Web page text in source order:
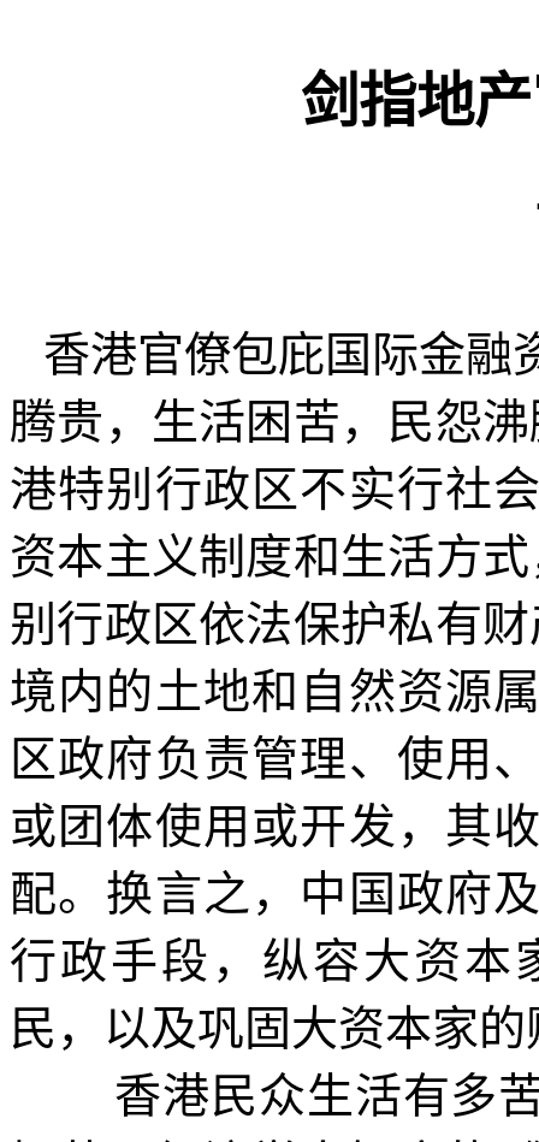
剑指地
香港官僚包庇国际金融
腾贵，生活困苦，民怨
港特别行政区不实行社
资本主义制度和生活方
别行政区依法保护私有
境内的土地和自然资源
区政府负责管理、使用
或团体使用或开发，其
配。换言之，中国政府
行政手段，纵容大资本
民，以及巩固大资本家
香港民众生活有多